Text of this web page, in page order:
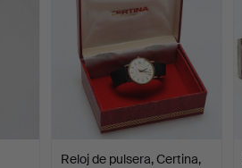
Reloj de pulsera, Certina,